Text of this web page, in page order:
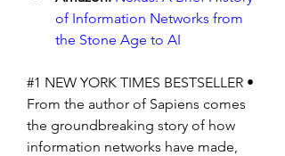
of Information Networks from
the Stone Age to AI
#1 NEW YORK TIMES BESTSELLER •
From the author of Sapiens comes
the groundbreaking story of how
information networks have made,